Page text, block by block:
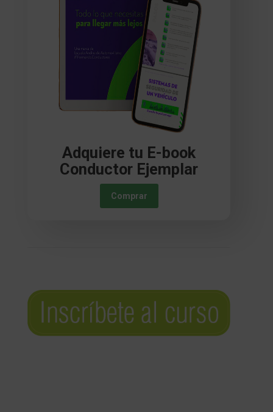
Adquiere tu E-book
Conductor Ejemplar
Comprar